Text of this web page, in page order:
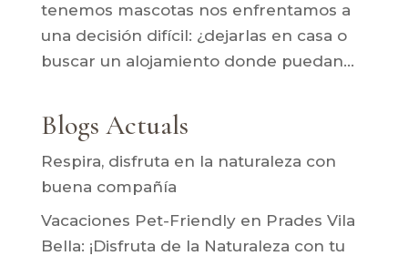
tenemos mascotas nos enfrentamos a
una decisión difícil: ¿dejarlas en casa o
buscar un alojamiento donde puedan...
Blogs Actuals
Respira, disfruta en la naturaleza con
buena compañía
Vacaciones Pet-Friendly en Prades Vila
Bella: ¡Disfruta de la Naturaleza con tu